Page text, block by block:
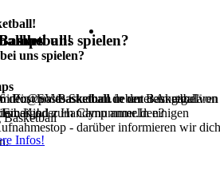
dein duales Studium in der Basketball
bei uns spielen?
info@postbasketball.de unter Angabe von
oder Handynummer.In einigen
- darüber informieren wir dich
Post SV Basketball neben dem regulären
Kind zum Camp anmelden?
Infos!
uns spielen?
Basketball